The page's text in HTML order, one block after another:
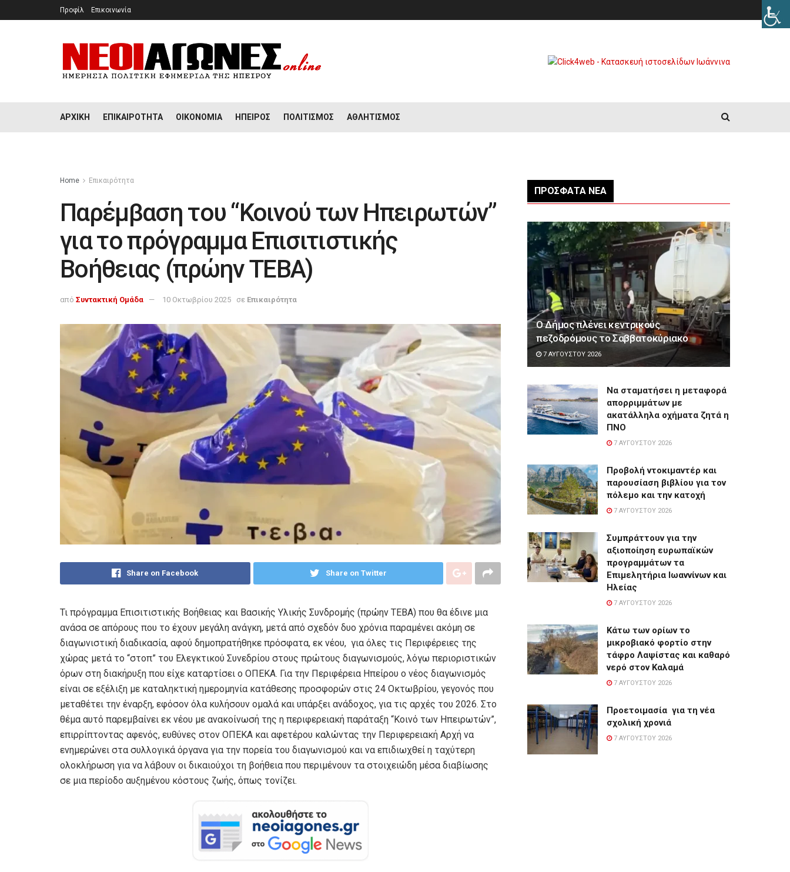
Προφίλ Επικοινωνία
ΑΡΧΙΚΉ ΕΠΙΚΑΙΡΌΤΗΤΑ ΟΙΚΟΝΟΜΊΑ ΉΠΕΙΡΟΣ ΠΟΛΙΤΙΣΜΌΣ ΑΘΛΗΤΙΣΜΌΣ
Home Επικαιρότητα
Παρέμβαση του “Κοινού των Ηπειρωτών”
για το πρόγραμμα Επισιτιστικής
Βοήθειας (πρώην ΤΕΒΑ)
από Συντακτική Ομάδα 10 Οκτωβρίου 2025 σε Επικαιρότητα
Share on Facebook Share on Twitter
Τι πρόγραμμα Επισιτιστικής Βοήθειας και Βασικής Υλικής Συνδρομής (πρώην ΤΕΒΑ) που θα έδινε μια
ανάσα σε απόρους που το έχουν μεγάλη ανάγκη, μετά από σχεδόν δυο χρόνια παραμένει ακόμη σε
διαγωνιστική διαδικασία, αφού δημοπρατήθηκε πρόσφατα, εκ νέου, για όλες τις Περιφέρειες της
χώρας μετά το “στοπ” του Ελεγκτικού Συνεδρίου στους πρώτους διαγωνισμούς, λόγω περιοριστικών
όρων στη διακήρυξη που είχε καταρτίσει ο ΟΠΕΚΑ. Για την Περιφέρεια Ηπείρου ο νέος διαγωνισμός
είναι σε εξέλιξη με καταληκτική ημερομηνία κατάθεσης προσφορών στις 24 Οκτωβρίου, γεγονός που
μεταθέτει την έναρξη, εφόσον όλα κυλήσουν ομαλά και υπάρξει ανάδοχος, για τις αρχές του 2026. Στο
θέμα αυτό παρεμβαίνει εκ νέου με ανακοίνωσή της η περιφερειακή παράταξη “Κοινό των Ηπειρωτών”,
επιρρίπτοντας αφενός, ευθύνες στον ΟΠΕΚΑ και αφετέρου καλώντας την Περιφερειακή Αρχή να
ενημερώνει στα συλλογικά όργανα για την πορεία του διαγωνισμού και να επιδιωχθεί η ταχύτερη
ολοκλήρωση για να λάβουν οι δικαιούχοι τη βοήθεια που περιμένουν τα στοιχειώδη μέσα διαβίωσης
σε μια περίοδο αυξημένου κόστους ζωής, όπως τονίζει.
ΠΡΌΣΦΑΤΑ ΝΈΑ
Ο Δήμος πλένει κεντρικούς
πεζοδρόμους το Σαββατοκύριακο
7 ΑΥΓΟΎΣΤΟΥ 2026
Να σταματήσει η μεταφορά
απορριμμάτων με
ακατάλληλα οχήματα ζητά η
ΠΝΟ
7 ΑΥΓΟΎΣΤΟΥ 2026
Προβολή ντοκιμαντέρ και
παρουσίαση βιβλίου για τον
πόλεμο και την κατοχή
7 ΑΥΓΟΎΣΤΟΥ 2026
Συμπράττουν για την
αξιοποίηση ευρωπαϊκών
προγραμμάτων τα
Επιμελητήρια Ιωαννίνων και
Ηλείας
7 ΑΥΓΟΎΣΤΟΥ 2026
Κάτω των ορίων το
μικροβιακό φορτίο στην
τάφρο Λαψίστας και καθαρό
νερό στον Καλαμά
7 ΑΥΓΟΎΣΤΟΥ 2026
Προετοιμασία για τη νέα
σχολική χρονιά
7 ΑΥΓΟΎΣΤΟΥ 2026